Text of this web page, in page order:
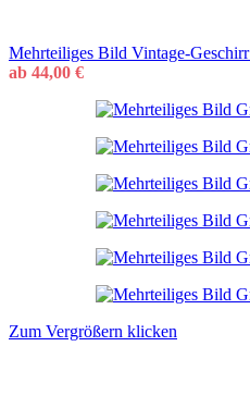
Mehrteiliges Bild Vintage-Geschirr
ab 44,00 €
Zum Vergrößern klicken